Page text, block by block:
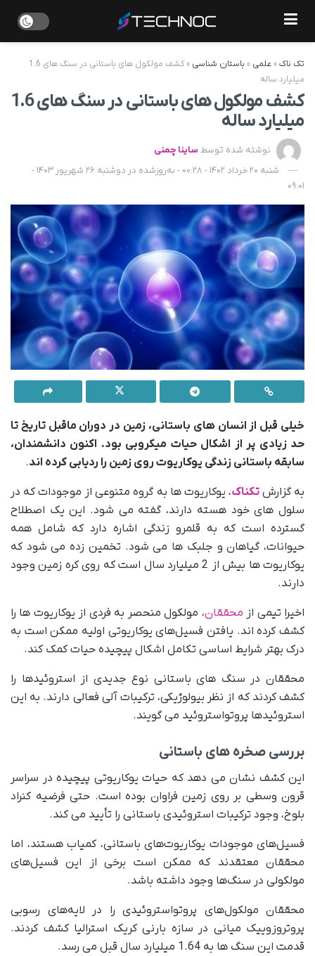
تک ناک» علمی » باستان شناسی »
کشف مولکول های باستانی در سنگ های 1.6
میلیارد ساله
کشف مولکول های باستانی در سنگ های 1.6
میلیارد ساله
نوشته شده توسط ساینا چمنی
شنبه 20 خرداد 1402 - 00:28 - به‌روزشده در دوشنبه 26 شهریور 1403 -
09:01
خیلی قبل از انسان های باستانی، زمین در دوران ماقبل تاریخ تا
حد زیادی پر از اشکال حیات میکروبی بود. اکنون دانشمندان،
سابقه باستانی زندگی یوکاریوت روی زمین را ردیابی کرده اند.
به گزارشتکناک، یوکاریوت ها به گروه متنوعی از موجودات که در
سلول های خود هسته دارند، گفته می شود. این یک اصطلاح
گسترده است که به قلمرو زندگی اشاره دارد که شامل همه
حیوانات، گیاهان و جلبک ها می شود. تخمین زده می شود که
یوکاریوت ها بیش از 2 میلیارد سال است که روی کره زمین وجود
دارند.
اخیرا تیمی از محققان، مولکول منحصر به فردی از یوکاریوت ها را
کشف کرده اند. یافتن فسیل‌های یوکاریوتی اولیه ممکن است به
درک بهتر شرایط اساسی تکامل اشکال پیچیده حیات کمک کند.
محققان در سنگ های باستانی نوع جدیدی از استروئیدها را
کشف کردند که از نظر بیولوژیکی، ترکیبات آلی فعالی دارند. به این
استروئیدها پروتواستروئید می گویند.
بررسی صخره های باستانی
این کشف نشان می دهد که حیات یوکاریوتی پیچیده در سراسر
قرون وسطی بر روی زمین فراوان بوده است. حتی فرضیه کنراد
بلوخ، وجود ترکیبات استروئیدی باستانی را تأیید می کند.
فسیل‌های موجودات یوکاریوت‌های باستانی، کمیاب هستند، اما
محققان معتقدند که ممکن است برخی از این فسیل‌های
مولکولی در سنگ‌ها وجود داشته باشد.
محققان مولکول‌های پروتواستروئیدی را در لایه‌های رسوبی
پروتروزوییک میانی در سازه بارنی کریک استرالیا کشف کردند.
قدمت این سنگ ها به 1.64 میلیارد سال قبل می رسد.